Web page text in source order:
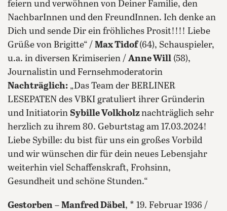
feiern und verwöhnen von Deiner Familie, den
NachbarInnen und den FreundInnen. Ich denke an
Dich und sende Dir ein fröhliches Prosit!!!! Liebe
Grüße von Brigitte“ / Max Tidof(64), Schauspieler,
u.a. in diversen Krimiserien / Anne Will (58),
Journalistin und Fernsehmoderatorin
Nachträglich: „Das Team der BERLINER
LESEPATEN des VBKI gratuliert ihrer Gründerin
und Initiatorin Sybille Volkholznachträglich sehr
herzlich zu ihrem 80. Geburtstag am 17.03.2024!
Liebe Sybille: du bist für uns ein großes Vorbild
und wir wünschen dir für dein neues Lebensjahr
weiterhin viel Schaffenskraft, Frohsinn,
Gesundheit und schöne Stunden.“
Gestorben – Manfred Däbel, * 19. Februar 1936 /